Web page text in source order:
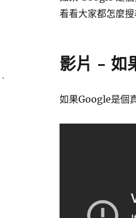
看看大家都怎麼
影片 - 如
如果Google是個
、